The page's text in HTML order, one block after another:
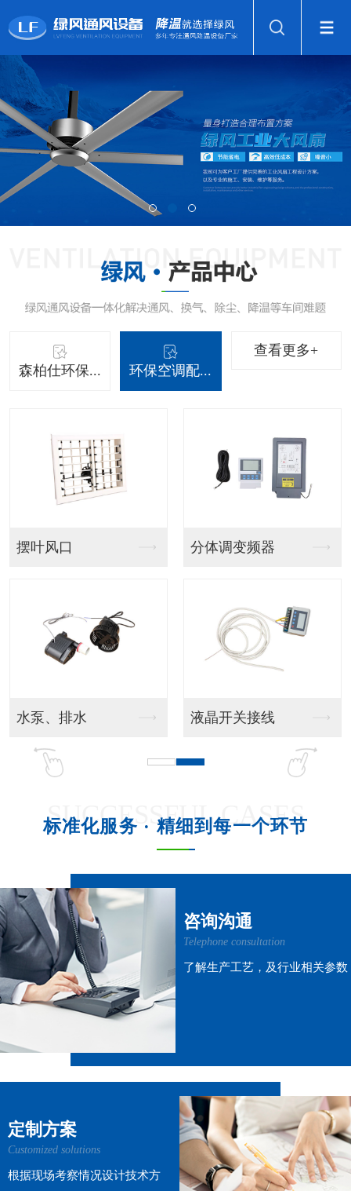
森柏仕环保... 环保空调配...
查看更多+
吊挂射流款 吊挂百叶窗款
吊挂风管机 吊柜射流款
吊柜窗式款
SUCCESSFUL CASES
标准化服务 · 精细到每一个环节
咨询沟通
Telephone consultation
了解生产工艺，及行业相关参数
定制方案
Customized solutions
根据现场考察情况设计技术方